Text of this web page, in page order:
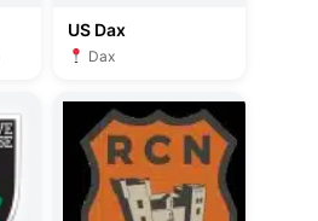
US Dax
Dax